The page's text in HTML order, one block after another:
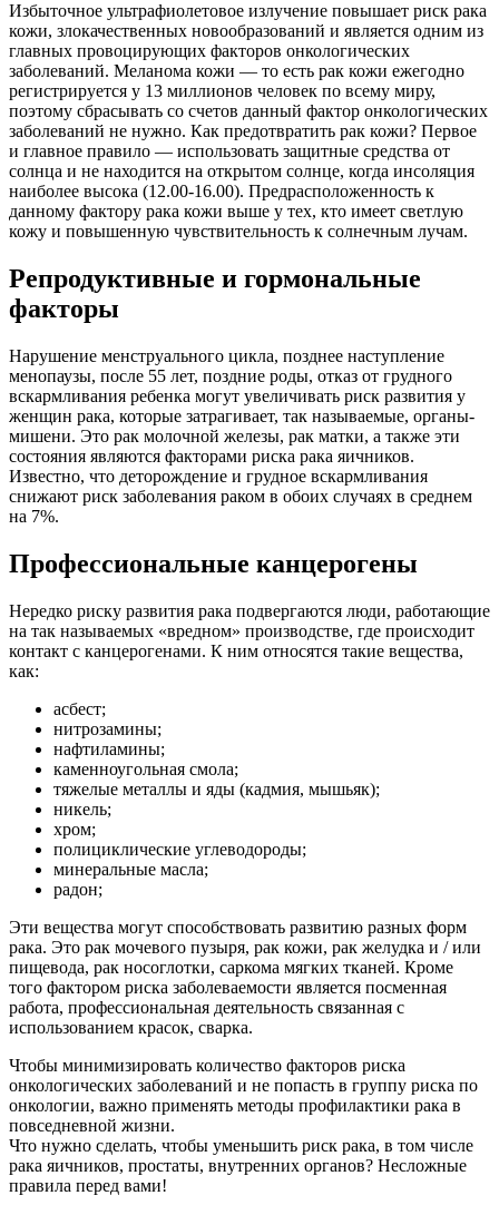
Избыточное ультрафиолетовое излучение повышает риск рака
кожи, злокачественных новообразований и является одним из
главных провоцирующих факторов онкологических
заболеваний. Меланома кожи — то есть рак кожи ежегодно
регистрируется у 13 миллионов человек по всему миру,
поэтому сбрасывать со счетов данный фактор онкологических
заболеваний не нужно. Как предотвратить рак кожи? Первое
и главное правило — использовать защитные средства от
солнца и не находится на открытом солнце, когда инсоляция
наиболее высока (12.00-16.00). Предрасположенность к
данному фактору рака кожи выше у тех, кто имеет светлую
кожу и повышенную чувствительность к солнечным лучам.
Репродуктивные и гормональные
факторы
Нарушение менструального цикла, позднее наступление
менопаузы, после 55 лет, поздние роды, отказ от грудного
вскармливания ребенка могут увеличивать риск развития у
женщин рака, которые затрагивает, так называемые, органы-
мишени. Это рак молочной железы, рак матки, а также эти
состояния являются факторами риска рака яичников.
Известно, что деторождение и грудное вскармливания
снижают риск заболевания раком в обоих случаях в среднем
на 7%.
Профессиональные канцерогены
Нередко риску развития рака подвергаются люди, работающие
на так называемых «вредном» производстве, где происходит
контакт с канцерогенами. К ним относятся такие вещества,
как:
асбест;
нитрозамины;
нафтиламины;
каменноугольная смола;
тяжелые металлы и яды (кадмия, мышьяк);
никель;
хром;
полициклические углеводороды;
минеральные масла;
радон;
Эти вещества могут способствовать развитию разных форм
рака. Это рак мочевого пузыря, рак кожи, рак желудка и / или
пищевода, рак носоглотки, саркома мягких тканей. Кроме
того фактором риска заболеваемости является посменная
работа, профессиональная деятельность связанная с
использованием красок, сварка.
Чтобы минимизировать количество факторов риска
онкологических заболеваний и не попасть в группу риска по
онкологии, важно применять методы профилактики рака в
повседневной жизни.
Что нужно сделать, чтобы уменьшить риск рака, в том числе
рака яичников, простаты, внутренних органов? Несложные
правила перед вами!